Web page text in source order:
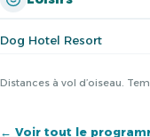
Dog Hotel Resort
Distances à vol d’oiseau.
← Voir tout le